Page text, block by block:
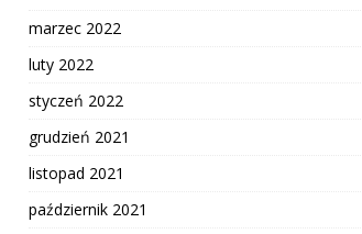
marzec 2022
luty 2022
styczeń 2022
grudzień 2021
listopad 2021
październik 2021